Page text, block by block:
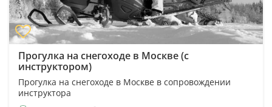
Прогулка на снегоходе в Москве (с
инструктором)
Прогулка на снегоходе в Москве в сопровождении
инструктора